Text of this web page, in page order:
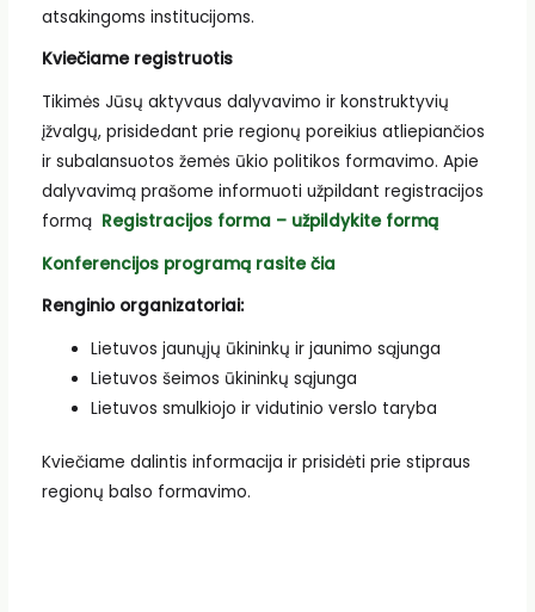
atsakingoms institucijoms.
Kviečiame registruotis
Tikimės Jūsų aktyvaus dalyvavimo ir konstruktyvių
įžvalgų, prisidedant prie regionų poreikius atliepiančios
ir subalansuotos žemės ūkio politikos formavimo. Apie
dalyvavimą prašome informuoti užpildant registracijos
formą Registracijos forma – užpildykite formą
Konferencijos programą rasite čia
Renginio organizatoriai:
Lietuvos jaunųjų ūkininkų ir jaunimo sąjunga
Lietuvos šeimos ūkininkų sąjunga
Lietuvos smulkiojo ir vidutinio verslo taryba
Kviečiame dalintis informacija ir prisidėti prie stipraus
regionų balso formavimo.